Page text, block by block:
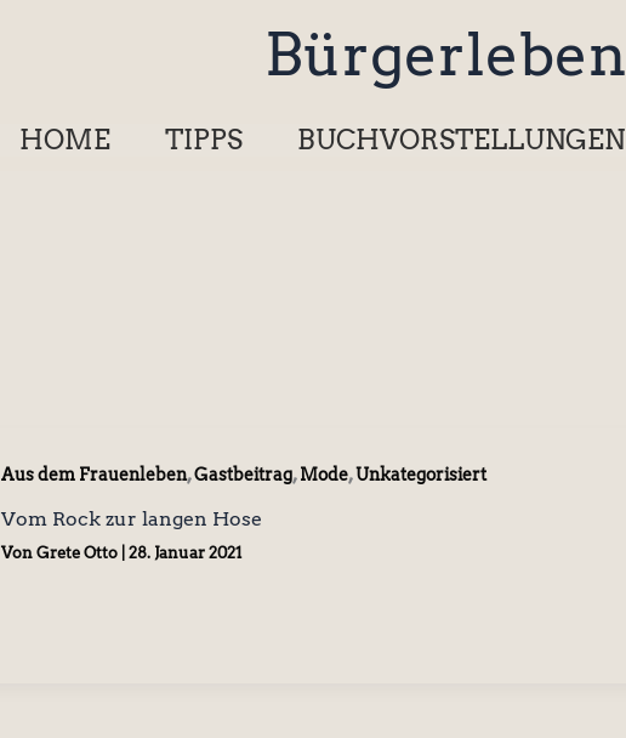
Bürgerleben
HOME TIPPS BUCHVORSTELLUNGEN
Aus dem Frauenleben,Gastbeitrag,Mode,Unkategorisiert
Vom Rock zur langen Hose
Von Grete Otto 28. Januar 2021